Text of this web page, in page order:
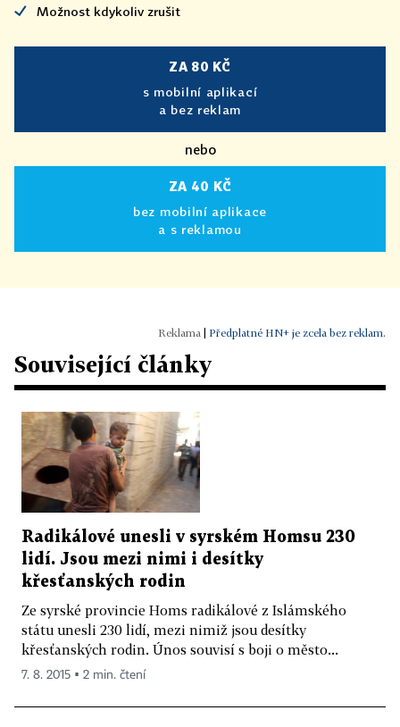
Možnost kdykoliv zrušit
ZA 80 KČ
s mobilní aplikací
a bez reklam
nebo
ZA 40 KČ
bez mobilní aplikace
a s reklamou
Předplatné HN+ je zcela bez reklam.
Související články
Radikálové unesli v syrském Homsu 230
lidí. Jsou mezi nimi i desítky
křesťanských rodin
Ze syrské provincie Homs radikálové z Islámského
státu unesli 230 lidí, mezi nimiž jsou desítky
křesťanských rodin. Únos souvisí s boji o město...
7. 8. 2015 ▪ 2 min. čtení